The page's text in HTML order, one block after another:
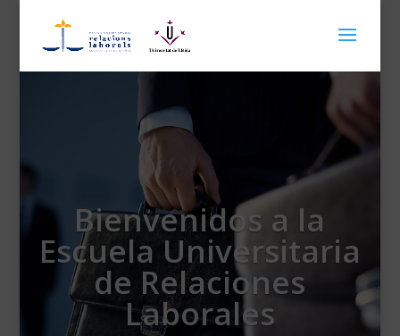
Bienvenidos a la
Escuela Universitaria
de Relaciones
Laborales